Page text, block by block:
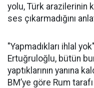
yolu, Türk arazilerinin
ses çıkarmadığını
"Yapmadıkları ihlal
Ertuğruloğlu, bütün
yaptıklarının yanına
BM’ye göre Rum